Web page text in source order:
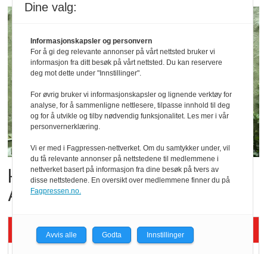
Her er de tre finalistene i
Årets Bakeri 2026
Siste artikler - KBS
Dine valg:
Informasjonskapsler og personvern
For å gi deg relevante annonser på vårt nettsted bruker vi
informasjon fra ditt besøk på vårt nettsted. Du kan reservere
deg mot dette under "Innstillinger".
For øvrig bruker vi informasjonskapsler og lignende verktøy for
analyse, for å sammenligne nettlesere, tilpasse innhold til deg
og for å utvikle og tilby nødvendig funksjonalitet. Les mer i vår
personvernerklæring.
Vi er med i Fagpressen-nettverket. Om du samtykker under, vil
du få relevante annonser på nettstedene til medlemmene i
nettverket basert på informasjon fra dine besøk på tvers av
disse nettstedene. En oversikt over medlemmene finner du på
Fagpressen.no.
Avvis alle Godta Innstillinger